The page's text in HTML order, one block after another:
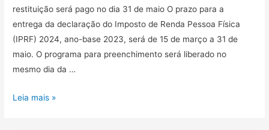
restituição será pago no dia 31 de maio O prazo para a
entrega da declaração do Imposto de Renda Pessoa Física
(IPRF) 2024, ano-base 2023, será de 15 de março a 31 de
maio. O programa para preenchimento será liberado no
mesmo dia da …
Leia mais »